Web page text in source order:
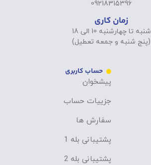
09218315396
زمان کاری
شنبه تا چهارشنبه 10 الی 18
(پنج شنبه و جمعه تعطیل)
حساب کاربری
پیشخوان
جزییات حساب
سفارش ها
پشتیبانی بله 1
پشتیبانی بله 2